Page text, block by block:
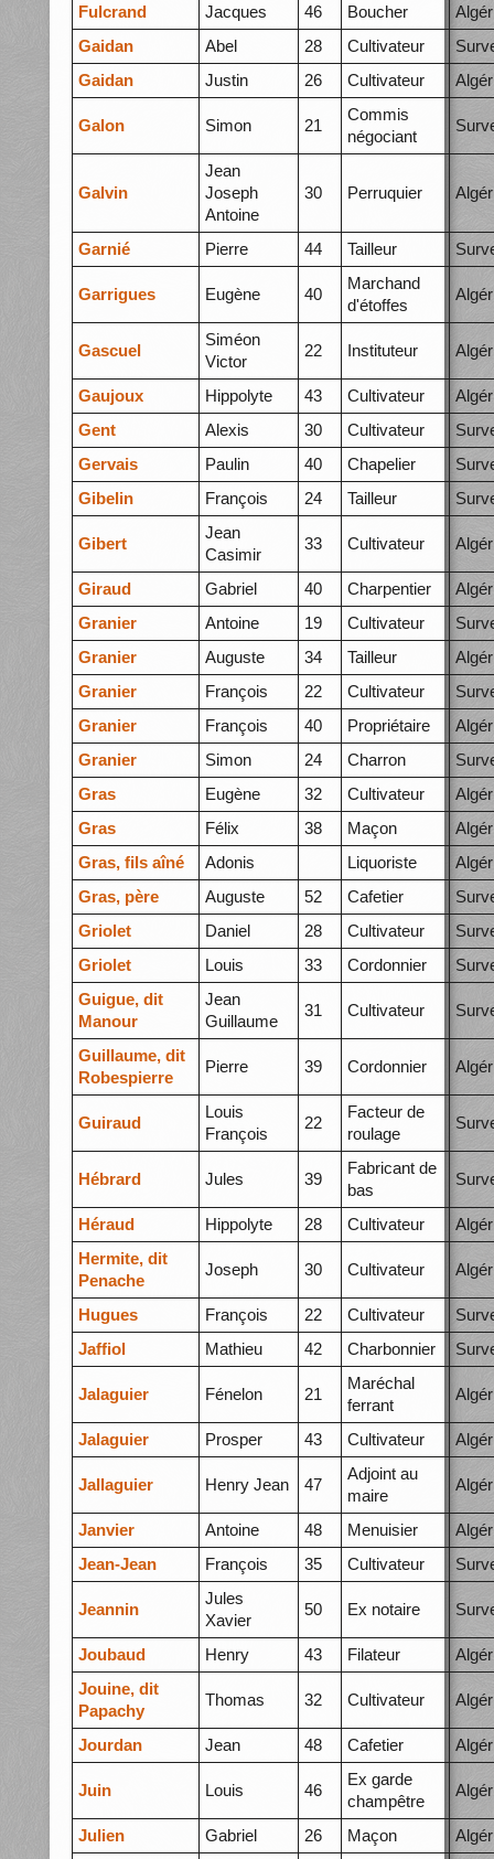
Fulcrand Jacques 46 Boucher
Gaidan
Abel 28 Cultivateur
Gaidan
Justin 26 Cultivateur
Galon Simon 21
Commis
négociant
Galvin
Jean
Joseph
Antoine
30 Perruquier
Garnié Pierre 44 Tailleur
Garrigues Eugène 40
Marchand
d'étoffes
Gascuel
Siméon
Victor
22 Instituteur
Gaujoux Hippolyte 43 Cultivateur
Gent
Alexis 30 Cultivateur
Gervais
Paulin 40 Chapelier
Gibelin
François 24 Tailleur
Gibert
Jean
Casimir
33 Cultivateur
Giraud Gabriel 40 Charpentier
Granier
Antoine 19 Cultivateur
Granier
Auguste 34 Tailleur
Granier
François 22 Cultivateur
Granier
François 40 Propriétaire
Granier
Simon 24 Charron
Gras
Eugène 32 Cultivateur
Gras
Félix 38 Maçon
Gras, fils aîné
Adonis Liquoriste
Gras, père
Auguste 52 Cafetier
Griolet
Daniel 28 Cultivateur
Griolet
Louis 33 Cordonnier
Guigue, dit
Manour
Jean
Guillaume
31 Cultivateur
Guillaume, dit
Robespierre
Pierre 39 Cordonnier
Guiraud
Louis
François
22
Facteur de
roulage
Hébrard Jules 39
Fabricant de
bas
Héraud Hippolyte 28 Cultivateur
Hermite, dit
Penache
Joseph 30 Cultivateur
Hugues François 22 Cultivateur
Jaffiol
Mathieu 42 Charbonnier
Jalaguier Fénelon 21
Maréchal
ferrant
Jalaguier Prosper 43 Cultivateur
Jallaguier Henry Jean 47
Adjoint au
maire
Janvier Antoine 48 Menuisier
Jean-Jean
François 35 Cultivateur
Jeannin
Jules
Xavier
50 Ex notaire
Joubaud Henry 43 Filateur
Jouine, dit
Papachy
Thomas 32 Cultivateur
Jourdan Jean 48 Cafetier
Juin Louis 46
Ex garde
champêtre
Julien Gabriel 26 Maçon